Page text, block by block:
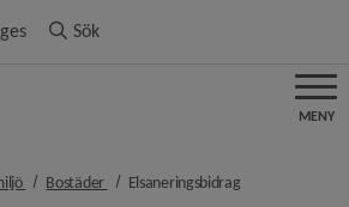
Sök
MENY
nivå i brödsmulenavigeringen
Bostäder nivå i brödsmulenavigeringen
Elsaneringsbidragnivå i